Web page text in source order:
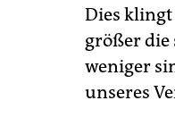
Dies
größer die
weniger
unseres